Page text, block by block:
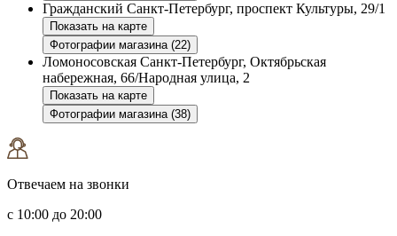
Гражданский Санкт-Петербург, проспект Культуры, 29/1
Показать на карте
Фотографии магазина (22)
Ломоносовская Санкт-Петербург, Октябрьская
набережная, 66/Народная улица, 2
Показать на карте
Фотографии магазина (38)
Отвечаем на звонки
с 10:00 до 20:00